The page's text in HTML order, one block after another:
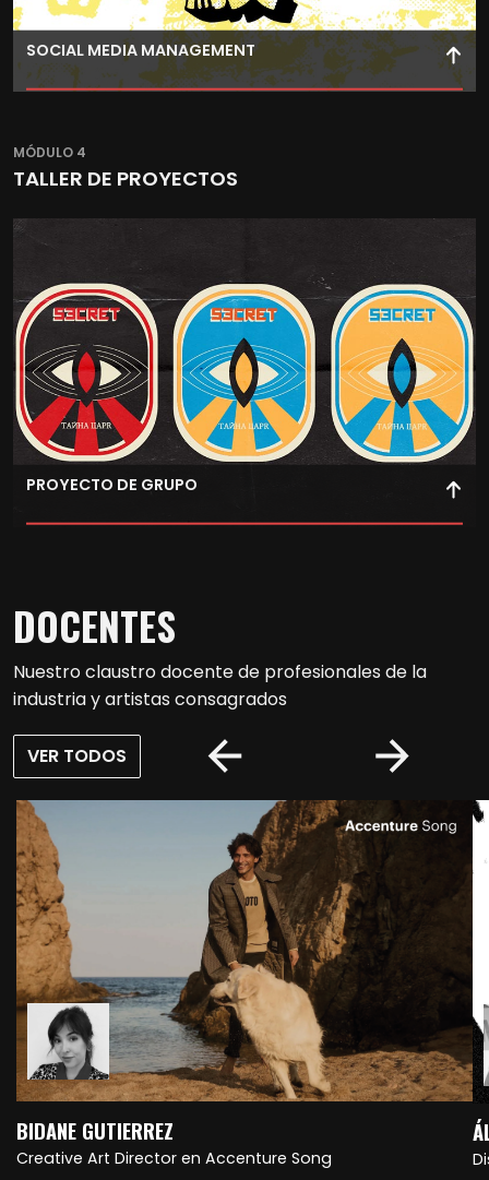
SOCIAL MEDIA MANAGEMENT
que optimicen recursos y aumenten el impacto de tus
campañas de comunicación.
MÓDULO 4
TALLER DE PROYECTOS
PROYECTO DE GRUPO
DOCENTES
Nuestro claustro docente de profesionales de la
industria y artistas consagrados
VER TODOS
BIDANE GUTIERREZ
Creative Art Director en Accenture Song